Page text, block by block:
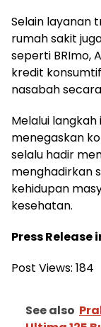
Selain layanan
rumah sakit
seperti BRImo,
kredit
nasabah
Melalui langkah
menegaskan
selalu hadir
menghadirkan
kehidupan
kesehatan.
Press
Post Views: 184
See also